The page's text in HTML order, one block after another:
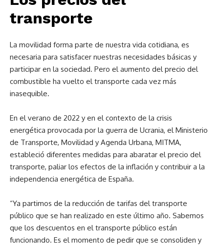
transporte
La movilidad forma parte de nuestra vida cotidiana, es
necesaria para satisfacer nuestras necesidades básicas y
participar en la sociedad. Pero el aumento del precio del
combustible ha vuelto el transporte cada vez más
inasequible.
En el verano de 2022 y en el contexto de la crisis
energética provocada por la guerra de Ucrania, el Ministerio
de Transporte, Movilidad y Agenda Urbana, MITMA,
estableció diferentes medidas para abaratar el precio del
transporte, paliar los efectos de la inflación y contribuir a la
independencia energética de España.
“Ya partimos de la reducción de tarifas del transporte
público que se han realizado en este último año. Sabemos
que los descuentos en el transporte público están
funcionando. Es el momento de pedir que se consoliden y